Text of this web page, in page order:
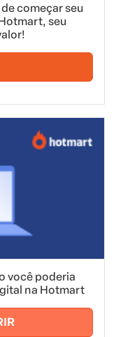
começar seu
seu
você poderia
na Hotmart